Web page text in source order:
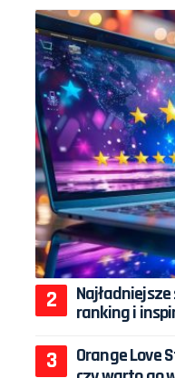
ranking i
Orange Love